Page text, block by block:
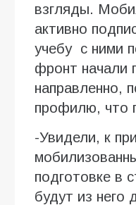
взгляды.
активно
учебу с ними
фронт начали
направленно,
профилю, что
-Увидели, к
подготовке в
будут из него